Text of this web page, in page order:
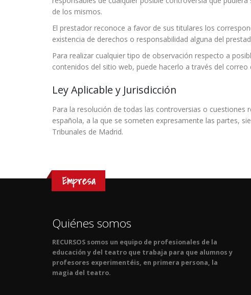
de los mismos.
El prestador reconoce a favor de sus titulares los
existencia de derechos o responsabilidad alguna del
Para realizar cualquier tipo de observación respecto a
contenidos del sitio web, puede hacerlo a través del
Ley Aplicable y Jurisdicción
Para la resolución de todas las controversias o cuestiones
española, a la que se someten expresamente las partes,
Tribunales de Madrid.
Empresa
Quiénes somos
RECURSOS somos un equipo de profesionales de la
educación y del teatro que trabaja para que alumnos y
profesores experimentéis, en primera persona, la
magia del teatro.